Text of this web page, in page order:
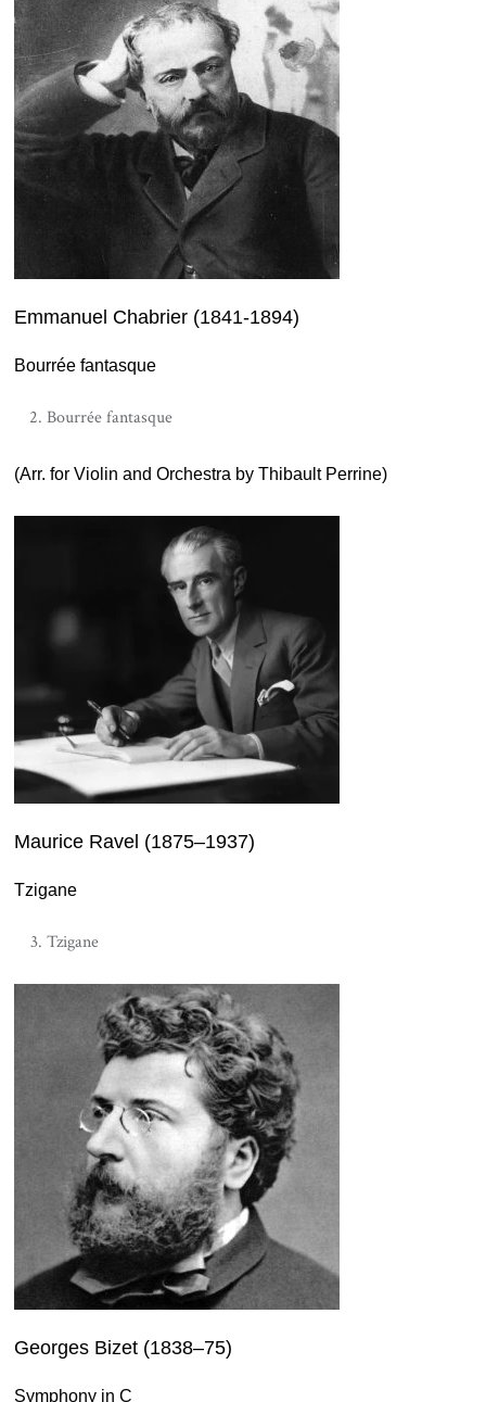
Emmanuel Chabrier (1841-1894)
Bourrée fantasque
Bourrée fantasque
(Arr. for Violin and Orchestra by Thibault Perrine)
Maurice Ravel (1875–1937)
Tzigane
Tzigane
Georges Bizet (1838–75)
Symphony in C